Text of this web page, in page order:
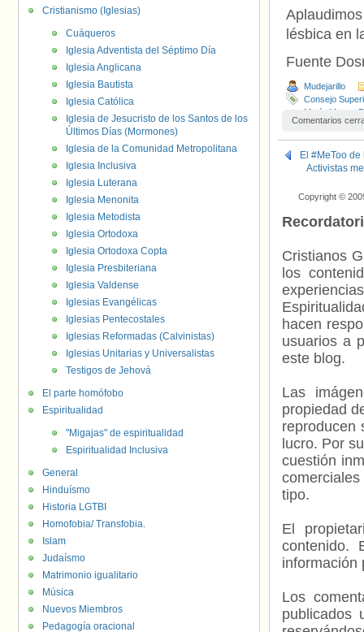
lésbica en
Fuente
Mudejarillo
Consejo
María Mateo
Comentarios
El #MeToo
Activistas
Copyright ©
Cristianos
los
hacen
usuarios a
este blog.
Las
propiedad
reproducen
lucro. Por
cuestión
tipo.
El
contenido.
información
Los
publicados
Cristianismo (Iglesias)
Cuáqueros
Iglesia Adventista del Séptimo Día
Iglesia Anglicana
Iglesia Bautista
Iglesia Católica
Iglesia de Jesucristo de los Santos de los
Últimos Días (Mormones)
Iglesia de la Comunidad Metropolitana
Iglesia Inclusiva
Iglesia Luterana
Iglesia Menonita
Iglesia Metodista
Iglesia Ortodoxa
Iglesia Ortodoxa Copta
Iglesia Presbiteriana
Iglesia Valdense
Iglesias Evangélicas
Iglesias Pentecostales
Iglesias Reformadas (Calvinistas)
Iglesias Unitarias y Universalistas
Testigos de Jehová
El parte homófobo
Espiritualidad
"Migajas" de espiritualidad
Espiritualidad Inclusiva
General
Hinduísmo
Historia LGTBI
Homofobia/ Transfobia.
Islam
Judaísmo
Matrimonio igualitario
Música
Nuevos Miembros
Pedagogía oracional